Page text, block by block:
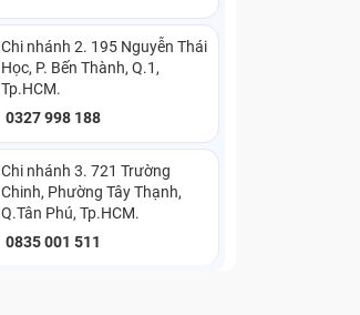
Chi nhánh 2. 195 Nguyễn Thái
Học, P. Bến Thành, Q.1,
Tp.HCM.
0327 998 188
Chi nhánh 3. 721 Trường
Chinh, Phường Tây Thạnh,
Q.Tân Phú, Tp.HCM.
0835 001 511